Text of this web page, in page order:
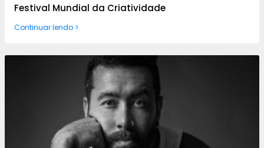
Festival Mundial da Criatividade
Continuar lendo >